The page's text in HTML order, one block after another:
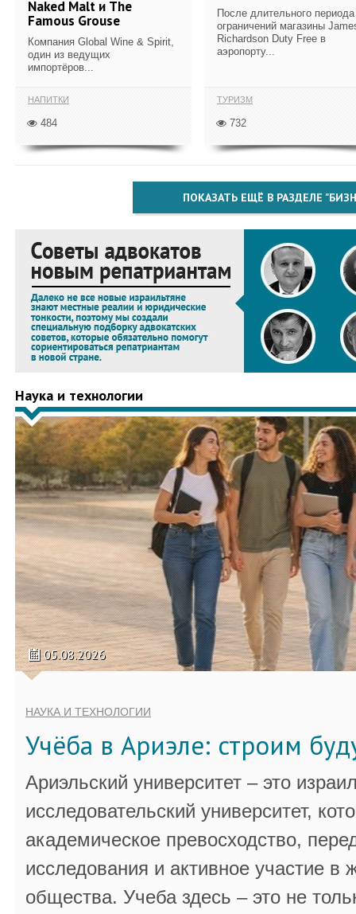
Naked Malt и The
Famous Grouse
Компания Global Wine & Spirit,
один из ведущих
импортёров...
НАПИТКИ
484
После длительного периода
ограничений магазины
Richardson Duty Free в
аэропорту...
ТУРИЗМ
732
ПОКАЗАТЬ ЕЩЁ В РАЗДЕЛЕ
Наука и технологии
05.08.2026
НАУКА И ТЕХНОЛОГИИ
Учёба в Ариэле: строим
Ариэльский университет – это
исследовательский университет,
академическое превосходство,
исследования и активное участие в
общества. Учеба здесь – это не